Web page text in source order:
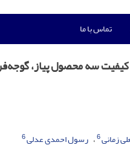
تماس با ما
سه محصول پیاز،
زمانی6 رسول احمدی عدلی6